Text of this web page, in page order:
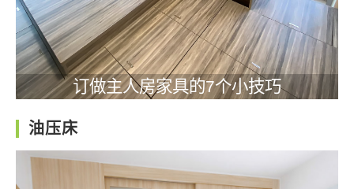
订做主人房家具的7个小技巧
油压床